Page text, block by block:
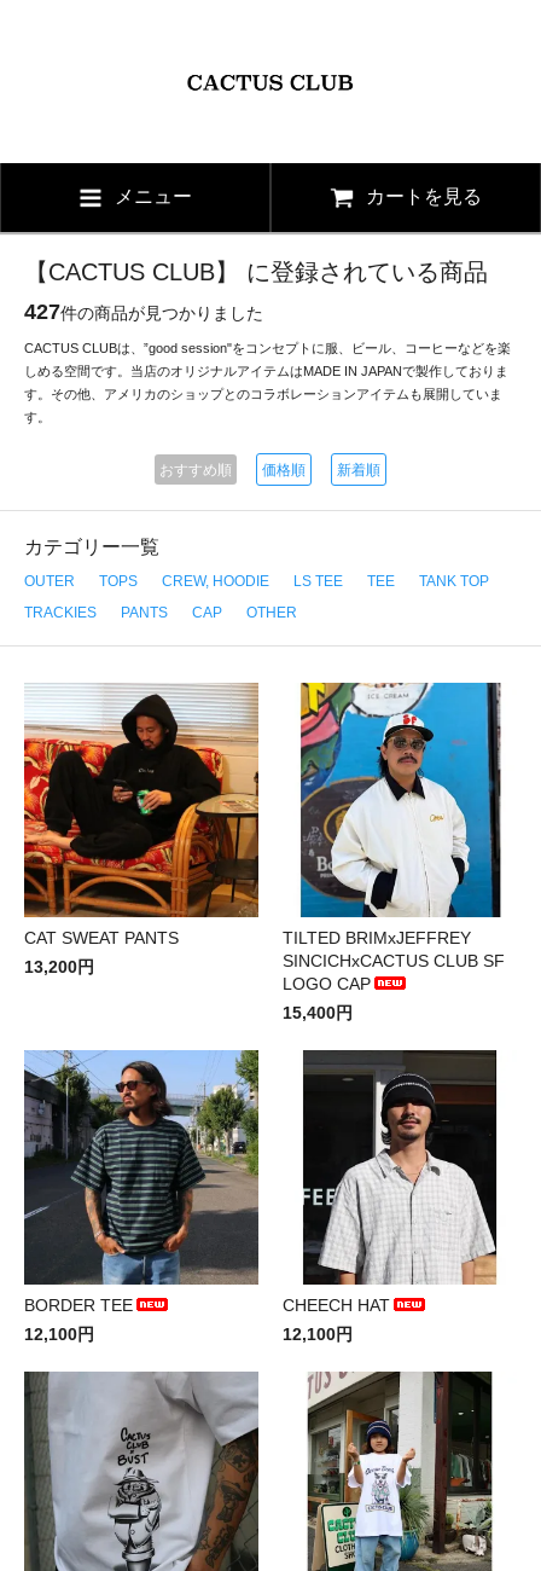
メニュー カートを見る
【CACTUS CLUB】 に登録されている商品
427件の商品が見つかりました
CACTUS CLUBは、”good session"をコンセプトに服、ビール、コーヒーなどを楽
しめる空間です。当店のオリジナルアイテムはMADE IN JAPANで製作しておりま
す。その他、アメリカのショップとのコラボレーションアイテムも展開していま
す。
おすすめ順 価格順 新着順
カテゴリー一覧
OUTER TOPS CREW, HOODIE LS TEE TEE
TANK TOP
TRACKIES
PANTS CAP OTHER
CAT SWEAT PANTS
13,200円
TILTED BRIMxJEFFREY
SINCICHxCACTUS CLUB SF
LOGO CAP
15,400円
BORDER TEE
12,100円
CHEECH HAT
12,100円